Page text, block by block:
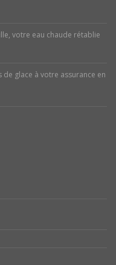
votre eau chaude rétablie
glace à votre assurance en